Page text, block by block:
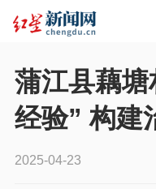
蒲江县藕
经验” 构建
2025-04-23